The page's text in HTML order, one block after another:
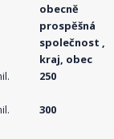
obecně
prospěšná
společnost ,
kraj, obec
250
300